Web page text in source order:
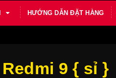
HƯỚNG DẪN ĐẶT HÀNG
Redmi 9 { sỉ }